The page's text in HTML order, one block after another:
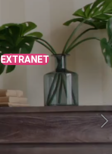
EXTRANET